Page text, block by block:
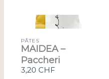
PÂTES
MAIDEA –
Paccheri
3,20 CHF